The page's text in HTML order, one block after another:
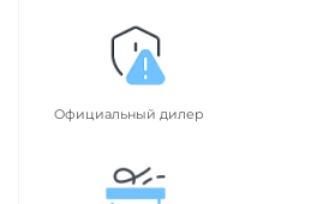
Официальный дилер